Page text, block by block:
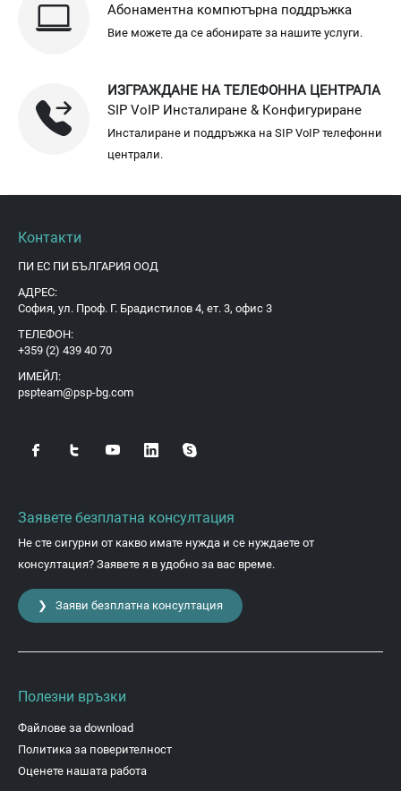
Абонаментна компютърна поддръжка
Вие можете да се абонирате за нашите услуги.
ИЗГРАЖДАНЕ НА ТЕЛЕФОННА ЦЕНТРАЛА
SIP VoIP Инсталиране & Конфигуриране
Инсталиране и поддръжка на SIP VoIP телефонни
централи.
Контакти
ПИ ЕС ПИ БЪЛГАРИЯ ООД
АДРЕС:
София, ул. Проф. Г. Брадистилов 4, ет. 3, офис 3
ТЕЛЕФОН:
+359 (2) 439 40 70
ИМЕЙЛ:
pspteam@psp-bg.com
Заявете безплатна консултация
Не сте сигурни от какво имате нужда и се нуждаете от
консултация? Заявете я в удобно за вас време.
❯ Заяви безплатна консултация
Полезни връзки
Файлове за download
Политика за поверителност
Оценете нашата работа